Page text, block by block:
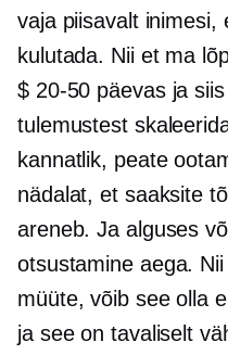
vaja piisavalt inimesi,
kulutada. Nii et ma
$ 20-50 päevas ja
tulemustest
kannatlik, peate
nädalat, et saaksite
areneb. Ja alguses
otsustamine aega.
müüte, võib see olla
ja see on tavaliselt